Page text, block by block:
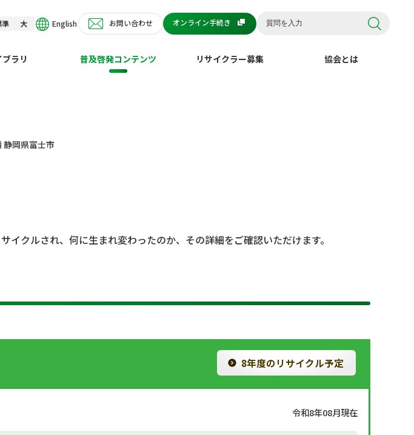
準 大 English お問い合わせ オンライン手続き
ラリ 普及啓発コンテンツ リサイクラー募集 協会とは
静岡県富士市
クルされ、何に生まれ変わったのか、その詳細をご確認いただけます。
8年度のリサイクル予定
令和8年08月現在